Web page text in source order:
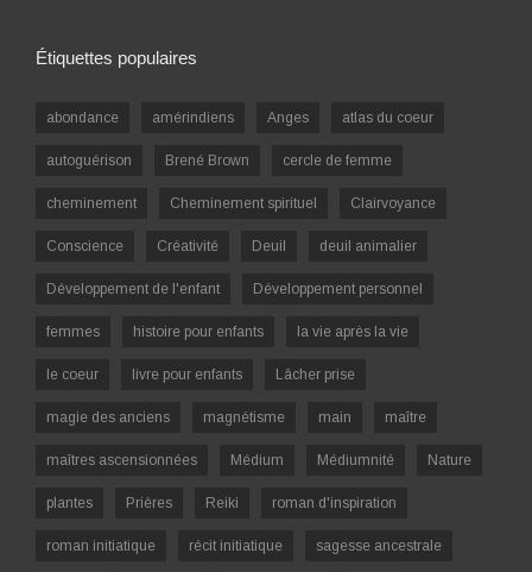
Étiquettes populaires
abondance amérindiens Anges atlas du coeur
autoguérison Brené Brown cercle de femme
cheminement Cheminement spirituel Clairvoyance
Conscience Créativité Deuil deuil animalier
Développement de l'enfant Développement personnel
femmes histoire pour enfants la vie après la vie
le coeur livre pour enfants Lâcher prise
magie des anciens magnétisme main maître
maîtres ascensionnées Médium Médiumnité Nature
plantes Prières Reiki roman d'inspiration
roman initiatique récit initiatique sagesse ancestrale